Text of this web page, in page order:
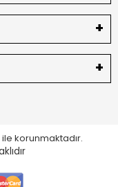
ile korunmaktadır.